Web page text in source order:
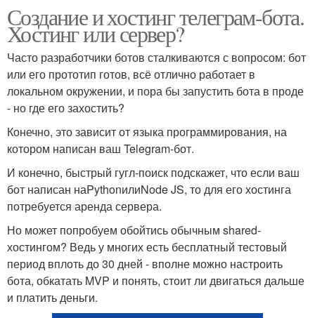
Создание и хостинг телеграм-бота.
Хостинг или сервер?
Часто разработчики ботов сталкиваются с вопросом: бот
или его прототип готов, всё отлично работает в
локальном окружении, и пора бы запустить бота в проде
- но где его захостить?
Конечно, это зависит от языка программирования, на
котором написан ваш Telegram-бот.
И конечно, быстрый гугл-поиск подскажет, что если ваш
бот написан наPythonилиNode JS, то для его хостинга
потребуется аренда сервера.
Но может попробуем обойтись обычным shared-
хостингом? Ведь у многих есть бесплатный тестовый
период вплоть до 30 дней - вполне можно настроить
бота, обкатать MVP и понять, стоит ли двигаться дальше
и платить деньги.